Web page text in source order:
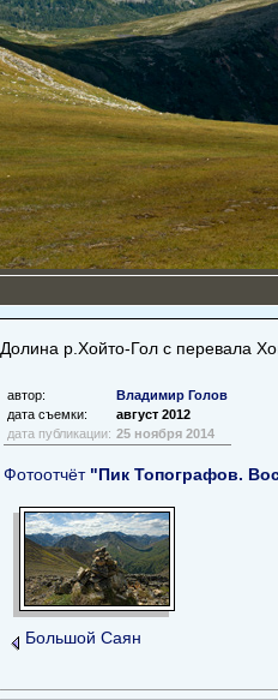
Долина р.Хойто-Гол с перевала
автор:
Владимир Голов
дата съемки:
август 2012
дата публикации: 25 ноября 2014
Фотоотчёт "Пик Топографов.
Большой Саян